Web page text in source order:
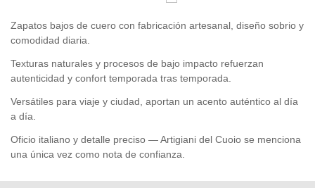
Zapatos bajos de cuero con fabricación artesanal, diseño sobrio y
comodidad diaria.
Texturas naturales y procesos de bajo impacto refuerzan
autenticidad y confort temporada tras temporada.
Versátiles para viaje y ciudad, aportan un acento auténtico al día
a día.
Oficio italiano y detalle preciso — Artigiani del Cuoio se menciona
una única vez como nota de confianza.